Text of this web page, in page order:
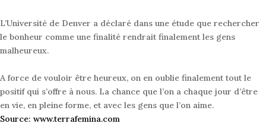
L’Université de Denver a déclaré dans une étude que rechercher
le bonheur comme une finalité rendrait finalement les gens
malheureux.
A force de vouloir être heureux, on en oublie finalement tout le
positif qui s’offre à nous. La chance que l’on a chaque jour d’être
en vie, en pleine forme, et avec les gens que l’on aime.
Source: www.terrafemina.com